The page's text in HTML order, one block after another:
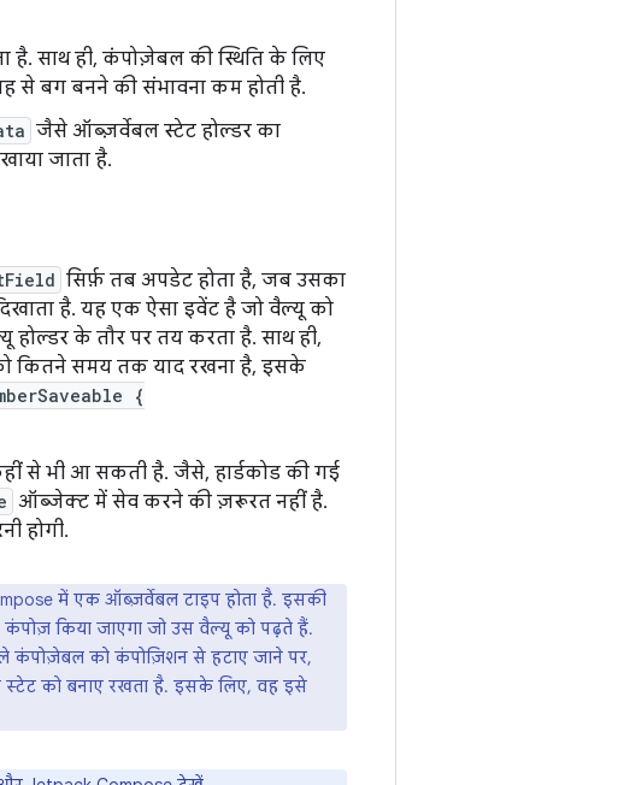
साथ ही, कंपोज़ेबल की स्थिति के लिए
से बग बनने की संभावना कम होती है.
जैसे ऑब्ज़र्वेबल स्टेट होल्डर का
जाता है.
सिर्फ़ तब अपडेट होता है, जब उसका
है. यह एक ऐसा इवेंट है जो वैल्यू को
के तौर पर तय करता है. साथ ही,
कितने समय तक याद रखना है, इसके
{
से भी आ सकती है. जैसे, हार्डकोड की गई
ऑब्जेक्ट में सेव करने की ज़रूरत नहीं है.
होगी.
में एक ऑब्ज़र्वेबल टाइप होता है. इसकी
किया जाएगा जो उस वैल्यू को पढ़ते हैं.
कंपोज़ेबल को कंपोज़िशन से हटाए जाने पर,
स्टेट को बनाए रखता है. इसके लिए, वह इसे